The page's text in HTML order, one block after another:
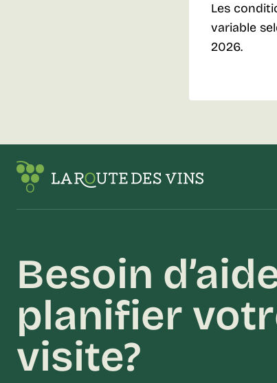
Les
variable
2026.
Besoin
planifier
visite?